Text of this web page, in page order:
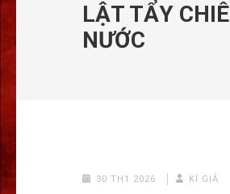
LẬT TẨY
NƯỚC
30 TH1 2026 KÍ GIẢ